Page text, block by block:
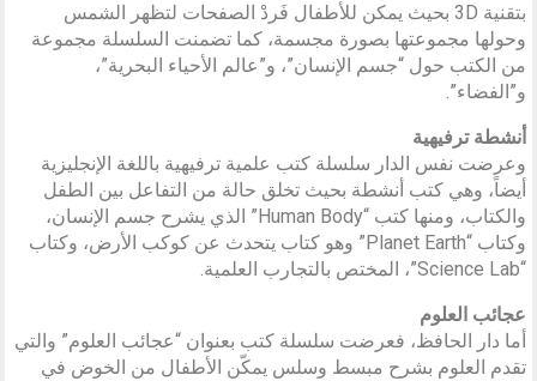
بتقنية 3D بحيث يمكن للأطفال فَردْ الصفحات لتظهر الشمس
وحولها مجموعتها بصورة مجسمة، كما تضمنت السلسلة مجموعة
من الكتب حول “جسم الإنسان”، و”عالم الأحياء البحرية”،
و”الفضاء”.
أنشطة ترفيهية
وعرضت نفس الدار سلسلة كتب علمية ترفيهية باللغة الإنجليزية
أيضاً، وهي كتب أنشطة بحيث تخلق حالة من التفاعل بين الطفل
والكتاب، ومنها كتب “Human Body” الذي يشرح جسم الإنسان،
وكتاب “Planet Earth” وهو كتاب يتحدث عن كوكب الأرض، وكتاب
“Science Lab”، المختص بالتجارب العلمية.
عجائب العلوم
أما دار الحافظ، فعرضت سلسلة كتب بعنوان “عجائب العلوم” والتي
تقدم العلوم بشرح مبسط وسلس يمكّن الأطفال من الخوض في